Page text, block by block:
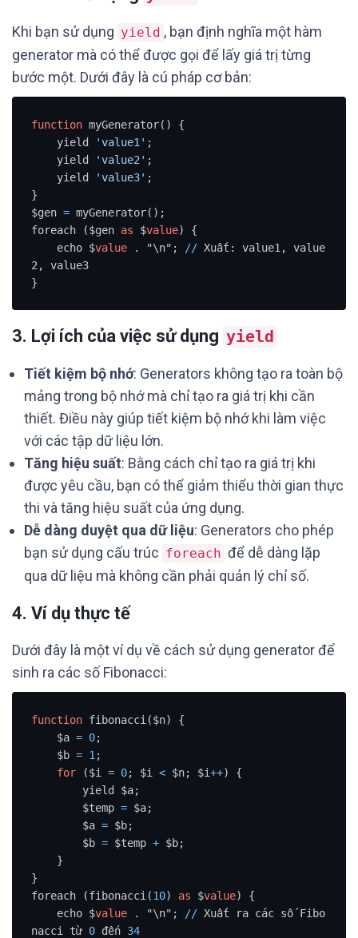
Khi bạn sử dụng yield , bạn định nghĩa một hàm
generator mà có thể được gọi để lấy giá trị từng
bước một. Dưới đây là cú pháp cơ bản:
function myGenerator() {
    yield
'value1' ;
    yield
'value2' ;
    yield
'value3' ;
}
$gen = myGenerator();
foreach ($gen as $value) {
    echo $
value . "\n"; // Xuất: value1, value
2, value3
}
3. Lợi ích của việc sử dụng yield
Tiết kiệm bộ nhớ: Generators không tạo ra toàn bộ
mảng trong bộ nhớ mà chỉ tạo ra giá trị khi cần
thiết. Điều này giúp tiết kiệm bộ nhớ khi làm việc
với các tập dữ liệu lớn.
Tăng hiệu suất: Bằng cách chỉ tạo ra giá trị khi
được yêu cầu, bạn có thể giảm thiểu thời gian thực
thi và tăng hiệu suất của ứng dụng.
Dễ dàng duyệt qua dữ liệu: Generators cho phép
bạn sử dụng cấu trúc foreach để dễ dàng lặp
qua dữ liệu mà không cần phải quản lý chỉ số.
4. Ví dụ thực tế
Dưới đây là một ví dụ về cách sử dụng generator để
sinh ra các số Fibonacci:
function fibonacci($n) {
    $a
= 0;
    $b
= 1 ;
for ($i = 0; $i < $n; $i++) {
        $temp
= $a;
        $a
= $b;
        $b
= $temp + $b;
}
foreach (fibonacci(10) as $value) {
    echo $
value . "\n"; // Xuất ra các số Fibo
nacci từ 0 đến 34